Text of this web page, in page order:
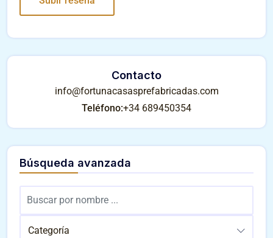
Contacto
info@fortunacasasprefabricadas.com
Teléfono:+34 689450354
Búsqueda avanzada
Categoría